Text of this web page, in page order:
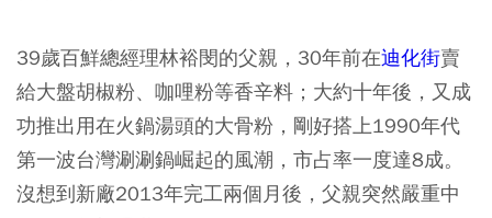
39歲百鮮總經理林裕閔的父親，30年前在迪化街賣
給大盤胡椒粉、咖哩粉等香辛料；大約十年後，又成
功推出用在火鍋湯頭的大骨粉，剛好搭上1990年代
第一波台灣涮涮鍋崛起的風潮，市占率一度達8成。
沒想到新廠2013年完工兩個月後，父親突然嚴重中